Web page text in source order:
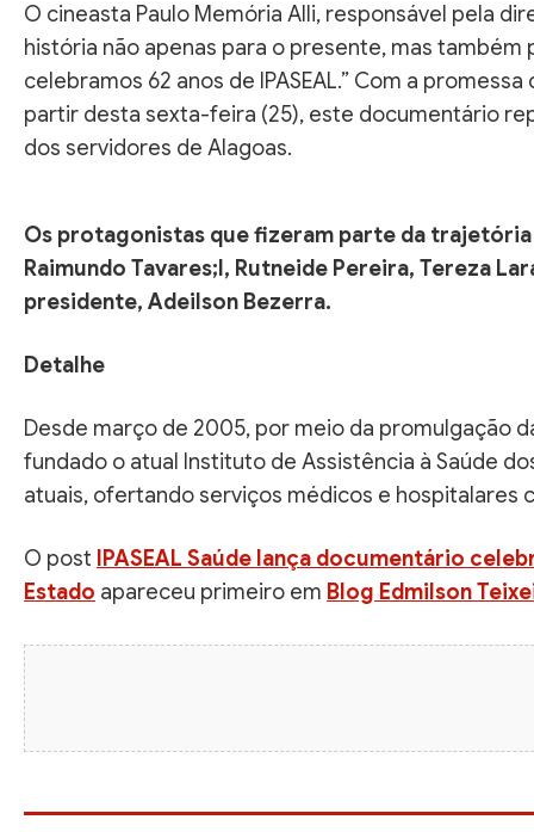
O cineasta Paulo Memória Alli, responsável pela
história não apenas para o presente, mas
celebramos 62 anos de IPASEAL.” Com a
partir desta sexta-feira (25), este documentário
dos servidores de Alagoas.
Os protagonistas que fizeram parte da
Raimundo Tavares;l, Rutneide Pereira, Tereza
presidente, Adeilson Bezerra.
Detalhe
Desde março de 2005, por meio da promulgação
fundado o atual Instituto de Assistência à Saúde
atuais, ofertando serviços médicos e hospitalares
O post IPASEAL Saúde lança documentário
Estado apareceu primeiro em Blog Edmilson